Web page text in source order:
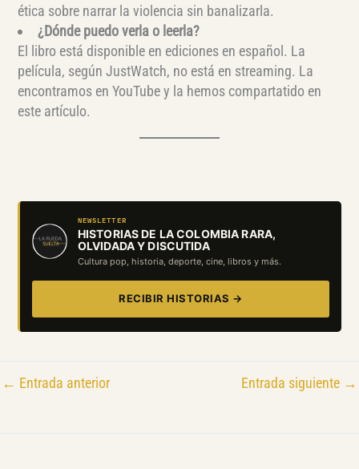
ética sobre narrar la violencia sin banalizarla.
¿Dónde puedo verla o leerla?
El libro está disponible en ediciones en español. La
película, según JustWatch, no está en streaming. La
encontramos en YouTube y la hemos compartatido en
este artículo.
NEWSLETTER
HISTORIAS DE LA COLOMBIA RARA,
OLVIDADA Y DISCUTIDA
Cultura pop, historia, deporte, cine, libros y más.
RECIBIR HISTORIAS →
← Entrada anterior Entrada siguiente →